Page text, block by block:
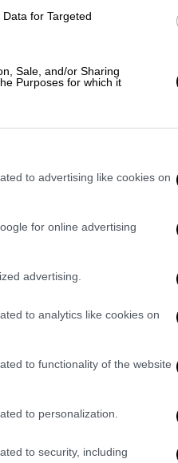
for Targeted
Sale, and/or Sharing
Purposes for which it
to advertising like cookies on
for online advertising
advertising.
to analytics like cookies on
to functionality of the website
to personalization.
to security, including
Τζέφρι
να δώσει στη
του
μόνο ως
Ομπάμα
ακτιβιστής
κεφαλαίων
και
Ισραήλ
Μπιλ